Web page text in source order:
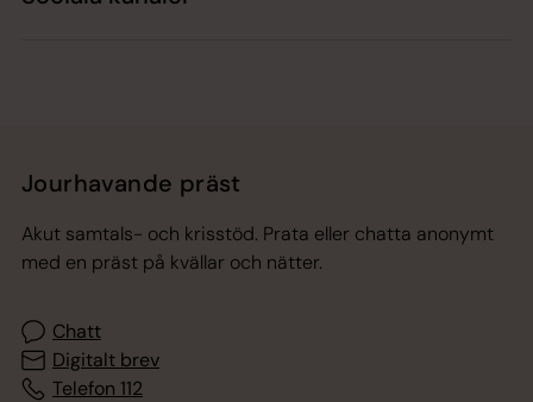
Jourhavande präst
Akut samtals- och krisstöd. Prata eller chatta anonymt
med en präst på kvällar och nätter.
Chatt
Digitalt brev
Telefon 112